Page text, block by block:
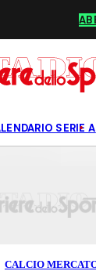
SERIE A
CALCIO